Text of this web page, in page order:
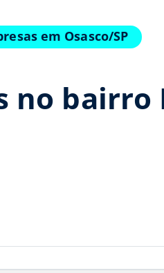
em Osasco/SP
no bairro